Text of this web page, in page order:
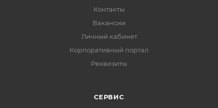
Контакты
Вакансии
Личный кабинет
Корпоративный портал
Реквизиты
СЕРВИС